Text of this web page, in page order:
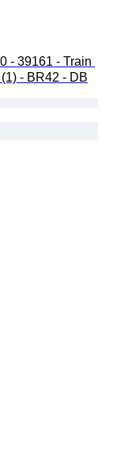
- 39161 - Train
- BR42 - DB